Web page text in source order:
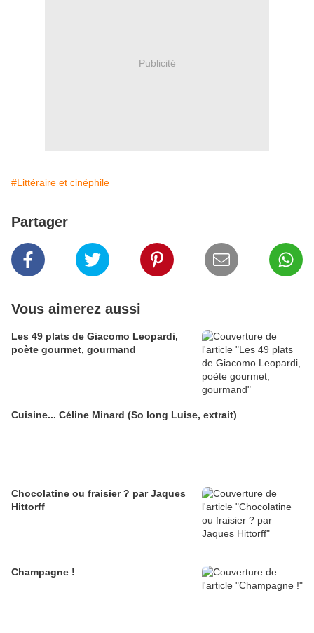
Publicité
#Littéraire et cinéphile
Partager
Vous aimerez aussi
Les 49 plats de Giacomo Leopardi,
poète gourmet, gourmand
Cuisine... Céline Minard (So long Luise, extrait)
Chocolatine ou fraisier ? par Jaques
Hittorff
Champagne !